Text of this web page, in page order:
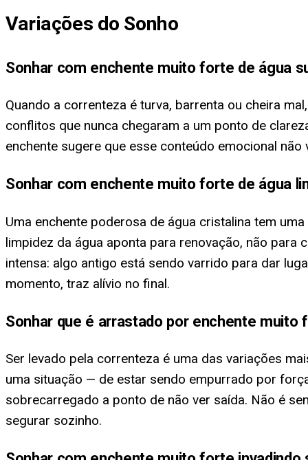
Variações do Sonho
Sonhar com enchente muito forte de água
Quando a correnteza é turva, barrenta ou cheira
conflitos que nunca chegaram a um ponto de
enchente sugere que esse conteúdo emocional
Sonhar com enchente muito forte de água
Uma enchente poderosa de água cristalina tem
limpidez da água aponta para renovação, não
intensa: algo antigo está sendo varrido para dar
momento, traz alívio no final.
Sonhar que é arrastado por enchente muito
Ser levado pela correnteza é uma das variações
uma situação — de estar sendo empurrado por
sobrecarregado a ponto de não ver saída. Não é
segurar sozinho.